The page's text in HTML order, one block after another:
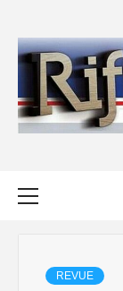
content
REVUE